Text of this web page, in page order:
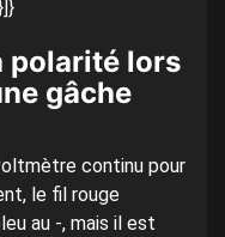
polarité lors
gâche
continu pour
le fil rouge
au -, mais il est